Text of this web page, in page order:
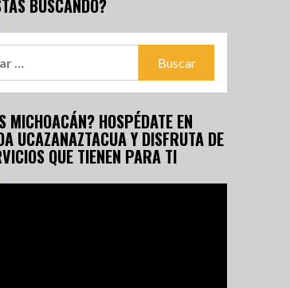
BUSCANDO?
MICHOACÁN? HOSPÉDATE EN
UCAZANAZTACUA Y DISFRUTA DE
QUE TIENEN PARA TI